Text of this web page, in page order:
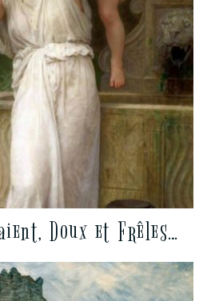
Doux et Frêles…